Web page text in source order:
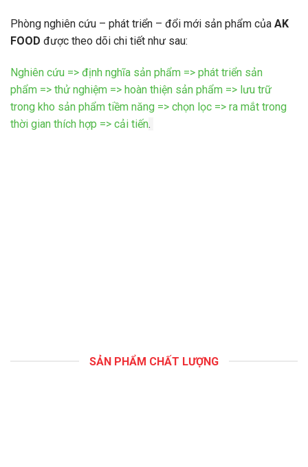
Phòng nghiên cứu – phát triển – đổi mới sản phẩm của AK
FOOD được theo dõi chi tiết như sau:
Nghiên cứu => định nghĩa sản phẩm => phát triển sản
phẩm => thử nghiệm => hoàn thiện sản phẩm => lưu trữ
trong kho sản phẩm tiềm năng => chọn lọc => ra mắt trong
thời gian thích hợp => cải tiến.
SẢN PHẨM CHẤT LƯỢNG